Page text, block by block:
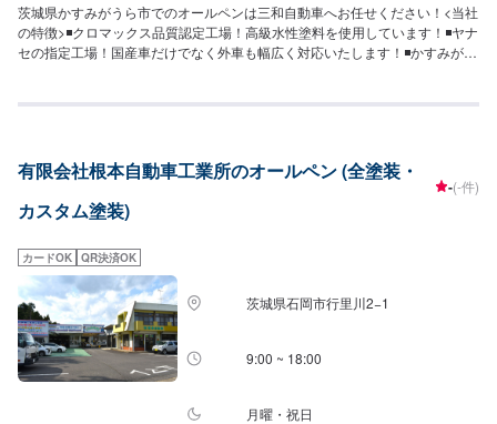
茨城県かすみがうら市でのオールペンは三和自動車へお任せください！<当社
の特徴>◾クロマックス品質認定工場！高級水性塗料を使用しています！◾ヤナ
セの指定工場！国産車だけでなく外車も幅広く対応いたします！◾かすみがう
あまり取れない…などのご相談もお気軽にどうぞ！【1】オファーにてお問い
作業中は代車をご利用ください。※代車の燃料代はお客様にご負担いただいて
おります。-----ご来店時の注意、受付方法-----入庫の際はお気をつけてお越し
ください。駐車スペースは事務所前の空いているスペースに駐車してくださ
内いたします。【定休日・営業時間】定休日：日曜日、第２土曜日、祝日営
業時間：8:30~18:00
有限会社根本自動車工業所のオールペン (全塗装・
カスタム塗装)
-(-件)
カードOK QR決済OK
茨城県石岡市行里川2−1
9:00 ~ 18:00
月曜・祝日